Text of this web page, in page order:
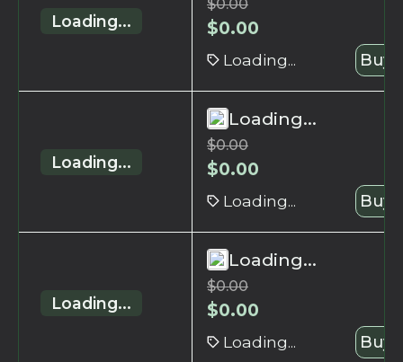
Loading...
$0.00
$0.00
Loading... Buy
Loading...
Loading...
$0.00
$0.00
Loading... Buy
Loading...
Loading...
$0.00
$0.00
Loading... Buy